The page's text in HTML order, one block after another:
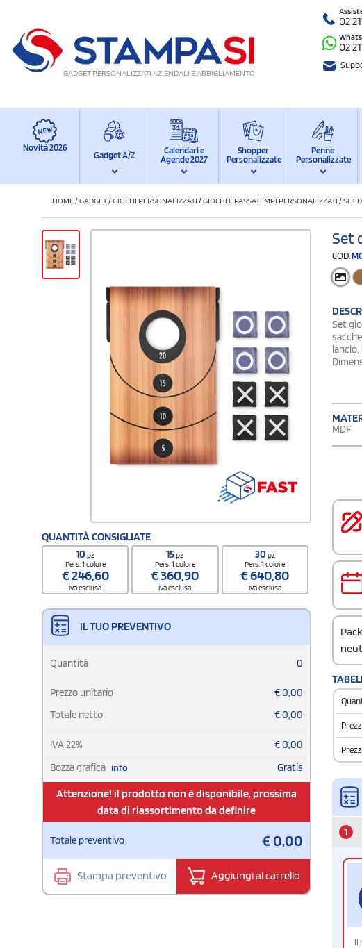
GADGET PERSONALIZZATI AZIENDALI E ABBIGLIAMENTO
02
02
Novità 2026
Gadget A/Z
Calendari e
Agende 2027
Shopper
Personalizzate
Penne
Personalizzate
HOME/GADGET/GIOCHI PERSONALIZZATI /GIOCHI E PASSATEMPI PERSONALIZZATI /SET
QUANTITÀ CONSIGLIATE
10pz
Pers. 1 colore
€246,60
iva esclusa
15pz
Pers. 1 colore
€360,90
iva esclusa
30 pz
Pers. 1 colore
€640,80
iva esclusa
IL TUO PREVENTIVO
Quantità 0
Prezzo unitario €0,00
Totale netto
€0,00
IVA22% €0,00
Bozza grafica info Gratis
Attenzione! il prodotto non è disponibile, prossima
data di riassortimento da definire
Totale preventivo €0,00
Stampa preventivo Aggiungi al carrello
Set
COD.
Set
MDF
9504
1
Il